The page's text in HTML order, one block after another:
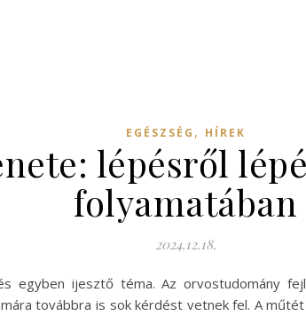
EGÉSZSÉG , HÍREK
lépésről
folyamatában
2024.12.18.
egyben ijesztő téma. Az orvostudomány
továbbra is sok kérdést vetnek fel. A